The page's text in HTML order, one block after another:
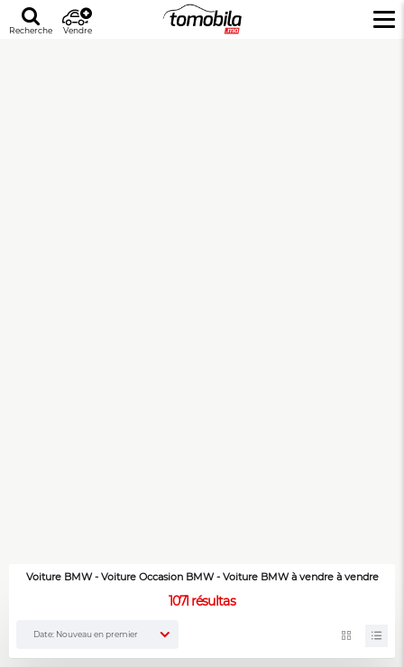
Recherche Vendre
Voiture BMW - Voiture Occasion BMW - Voiture BMW à vendre à vendre
1071résultas
Date: Nouveau en premier